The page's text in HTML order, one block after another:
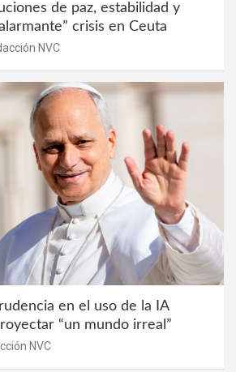
de paz, estabilidad y
crisis en Ceuta
NVC
en el uso de la IA
“un mundo irreal”
NVC